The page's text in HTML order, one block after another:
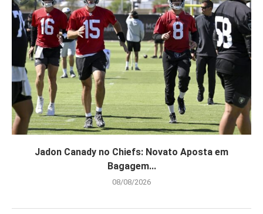
Jadon Canady no Chiefs: Novato Aposta em
Bagagem...
08/08/2026